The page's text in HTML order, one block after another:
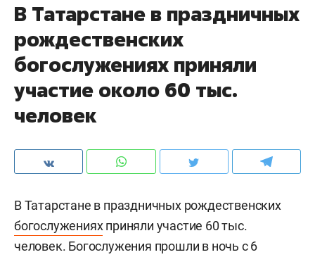
В Татарстане в праздничных
рождественских
богослужениях приняли
участие около 60 тыс.
человек
В Татарстане в праздничных рождественских
богослуженияхприняли участие 60 тыс.
человек. Богослужения прошли в ночь с 6